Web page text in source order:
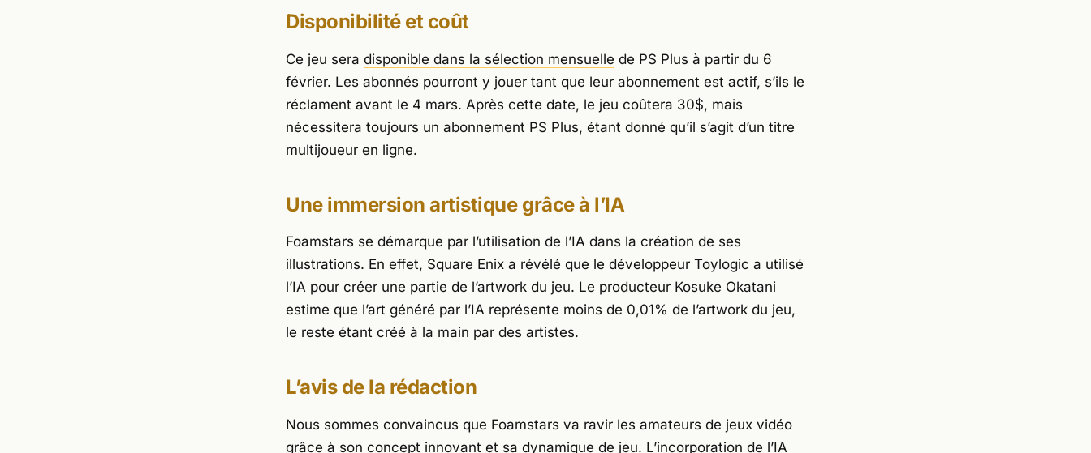
Disponibilité et coût
Ce jeu sera disponible dans la sélection mensuelle de PS Plus à partir du 6
février. Les abonnés pourront y jouer tant que leur abonnement est actif, s’ils le
réclament avant le 4 mars. Après cette date, le jeu coûtera 30$, mais
nécessitera toujours un abonnement PS Plus, étant donné qu’il s’agit d’un titre
multijoueur en ligne.
Une immersion artistique grâce à l’IA
Foamstars se démarque par l’utilisation de l’IA dans la création de ses
illustrations. En effet, Square Enix a révélé que le développeur Toylogic a utilisé
l’IA pour créer une partie de l’artwork du jeu. Le producteur Kosuke Okatani
estime que l’art généré par l’IA représente moins de 0,01% de l’artwork du jeu,
le reste étant créé à la main par des artistes.
L’avis de la rédaction
Nous sommes convaincus que Foamstars va ravir les amateurs de jeux vidéo
grâce à son concept innovant et sa dynamique de jeu. L’incorporation de l’IA